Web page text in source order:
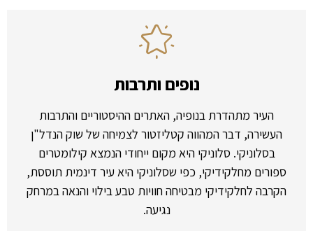
נופים ותרבות
העיר מתהדרת בנופיה, האתרים ההיסטוריים והתרבות
העשירה, דבר המהווה קטליזטור לצמיחה של שוק הנדל"ן
בסלוניקי. סלוניקי היא מקום ייחודי הנמצא קילומטרים
ספורים מחלקידיקי, כפי שסלוניקי היא עיר דינמית תוססת,
הקרבה לחלקידיקי מבטיחה חוויות טבע בילוי והנאה במרחק
נגיעה.